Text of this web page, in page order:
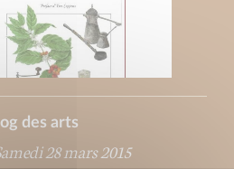
des arts
28 mars 2015